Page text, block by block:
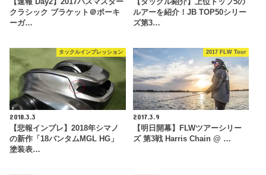
【速報 Day2】2017バスマスター
クラシック ブラケット＠ポーキ
ーガ…
【タックル紹介】上位トップ5の
ルアーを紹介！JB TOP50シリー
ズ第3…
タックルインプレッション
2018.3.3
【悲報インプレ】2018年シマノ
の新作「18バンタムMGL HG」
塗装表…
2017 FLW Tour
2017.3.9
【明日開幕】FLWツアーシリー
ズ 第3戦 Harris Chain @ …